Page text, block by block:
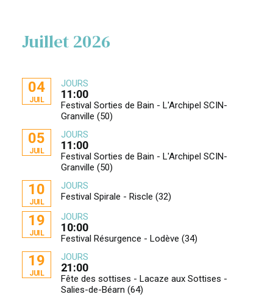
Juillet 2026
04
JUIL
JOURS
11:00
Festival Sorties de Bain - L'Archipel SCIN-
Granville (50)
05
JUIL
JOURS
11:00
Festival Sorties de Bain - L'Archipel SCIN-
Granville (50)
10
JUIL
JOURS
Festival Spirale - Riscle (32)
19
JUIL
JOURS
10:00
Festival Résurgence - Lodève (34)
19
JUIL
JOURS
21:00
Fête des sottises - Lacaze aux Sottises -
Salies-de-Béarn (64)